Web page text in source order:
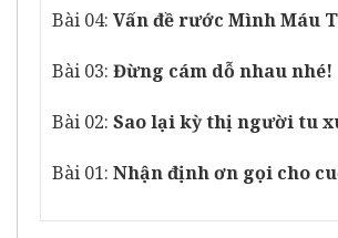
Bài 04: Vấn đề rước Mình Máu
Bài 03: Đừng cám dỗ nhau nhé!
Bài 02: Sao lại kỳ thị người tu
Bài 01: Nhận định ơn gọi cho